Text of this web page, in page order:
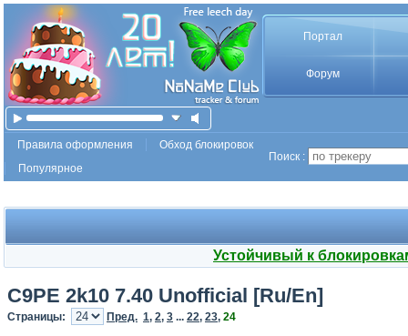
Портал
Форум
Правила оформления
Обход блокировок
Популярное
Поиск :
Устойчивый к
C9PE 2k10 7.40 Unofficial [Ru/En]
Страницы: Пред. 1, 2, 3 ... 22, 23, 24